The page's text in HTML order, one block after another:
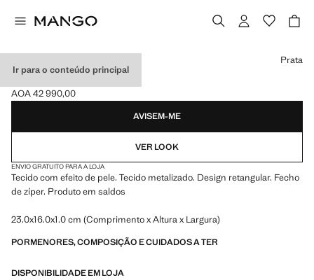
Ir para o conteúdo principal
CLUTCH METALIZADO
Preço atual [AOA 42 990,00 ]
AOA 42 990,00
Selecione uma cor
Prata
AVISEM-ME
VER LOOK
ENVIO GRATUITO PARA A LOJA
Tecido com efeito de pele. Tecido metalizado. Design retangular. Fecho
de zíper. Produto em saldos
23.0x16.0x1.0 cm (Comprimento x Altura x Largura)
PORMENORES, COMPOSIÇÃO E CUIDADOS A TER
DISPONIBILIDADE EM LOJA